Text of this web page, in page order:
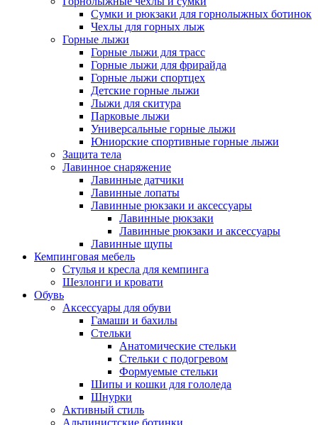
Сумки и рюкзаки для горнолыжных ботинок
Чехлы для горных лыж
Горные лыжи
Горные лыжи для трасс
Горные лыжи для фрирайда
Горные лыжи спортцех
Детские горные лыжи
Лыжи для скитура
Парковые лыжи
Универсальные горные лыжи
Юниорские спортивные горные лыжи
Защита тела
Лавинное снаряжение
Лавинные датчики
Лавинные лопаты
Лавинные рюкзаки и аксессуары
Лавинные рюкзаки
Лавинные рюкзаки и аксессуары
Лавинные щупы
Кемпинговая мебель
Стулья и кресла для кемпинга
Шезлонги и кровати
Обувь
Аксессуары для обуви
Гамаши и бахилы
Стельки
Анатомические стельки
Стельки с подогревом
Формуемые стельки
Шипы и кошки для гололеда
Шнурки
Активный стиль
Альпинистские ботинки